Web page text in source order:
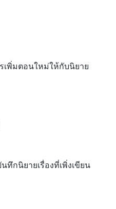
เพิ่มตอนใหม่ให้กับนิยาย
ทึกนิยายเรื่องที่เพิ่งเขียน